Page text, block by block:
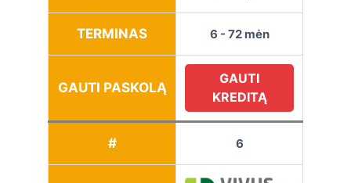
TERMINAS 6 - 72 mėn
GAUTI PASKOLĄ
GAUTI
KREDITĄ
# 6